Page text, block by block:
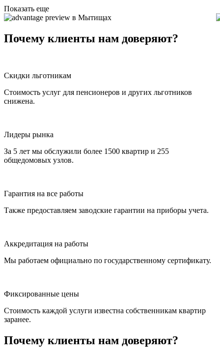
Показать еще
в Мытищах
Почему клиенты нам доверяют?
Скидки льготникам
Стоимость услуг для пенсионеров и других льготников
снижена.
Лидеры рынка
За 5 лет мы обслужили более 1500 квартир и 255
общедомовых узлов.
Гарантия на все работы
Также предоставляем заводские гарантии на приборы учета.
Аккредитация на работы
Мы работаем официально по государственному сертификату.
Фиксированные цены
Стоимость каждой услуги известна собственникам квартир
заранее.
Почему клиенты нам доверяют?